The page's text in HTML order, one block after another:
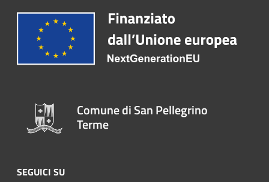
Comune di San Pellegrino
Terme
SEGUICI SU